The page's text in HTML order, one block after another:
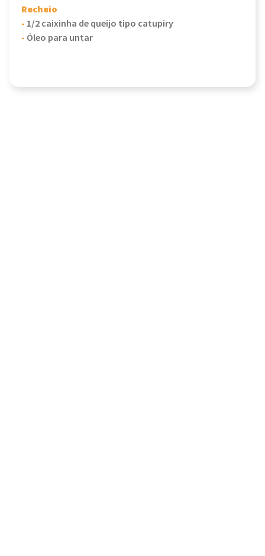
Recheio
- 1/2 caixinha de queijo tipo catupiry
- Óleo para untar